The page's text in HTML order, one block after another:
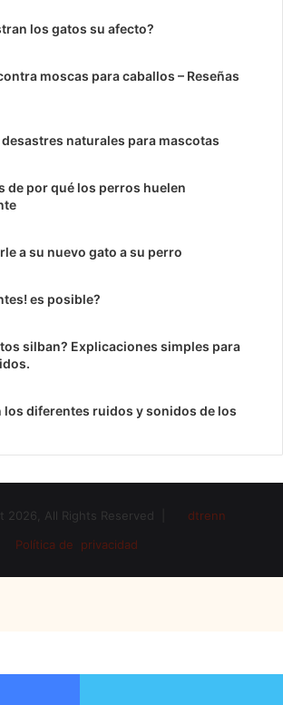
los gatos su afecto?
moscas para caballos – Reseñas
naturales para mascotas
de por qué los perros huelen
a su nuevo gato a su perro
es posible?
silban? Explicaciones simples para
los diferentes ruidos y sonidos de los
2026, All Rights Reserved |
dtrenn
Política de privacidad